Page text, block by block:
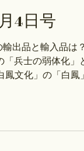
な人たち？ 呉座
甲冑などを着け
将」として有名な
あったと推測して
中、周辺村落から
4日号
出品と輸入品は
兵士の弱体化」
鳳文化」の「白鳳
_10.2つの世界大
曜日_09.近代国家